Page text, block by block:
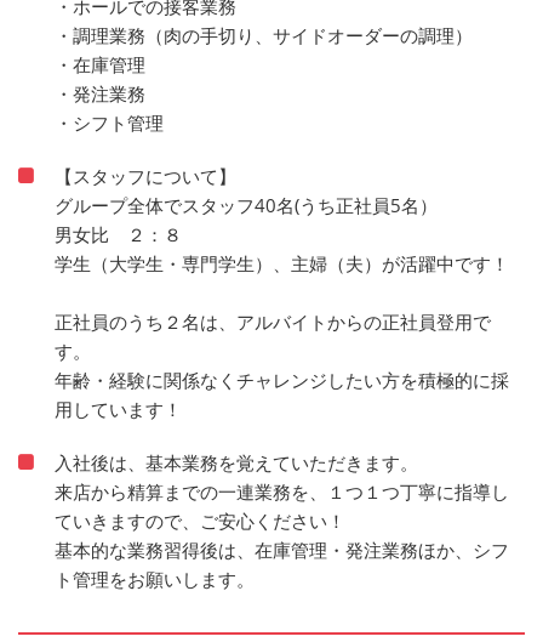
・ホールでの接客業務
・調理業務（肉の手切り、サイドオーダーの調理）
・在庫管理
・発注業務
・シフト管理
【スタッフについて】
グループ全体でスタッフ40名(うち正社員5名）
男女比 ２：８
学生（大学生・専門学生）、主婦（夫）が活躍中です！
正社員のうち２名は、アルバイトからの正社員登用で
す。
年齢・経験に関係なくチャレンジしたい方を積極的に採
用しています！
入社後は、基本業務を覚えていただきます。
来店から精算までの一連業務を、１つ１つ丁寧に指導し
ていきますので、ご安心ください！
基本的な業務習得後は、在庫管理・発注業務ほか、シフ
ト管理をお願いします。